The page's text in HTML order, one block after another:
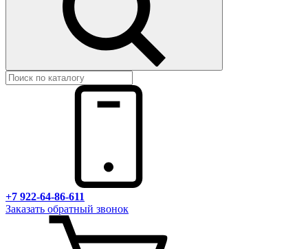
+7 922-64-86-611
Заказать обратный звонок